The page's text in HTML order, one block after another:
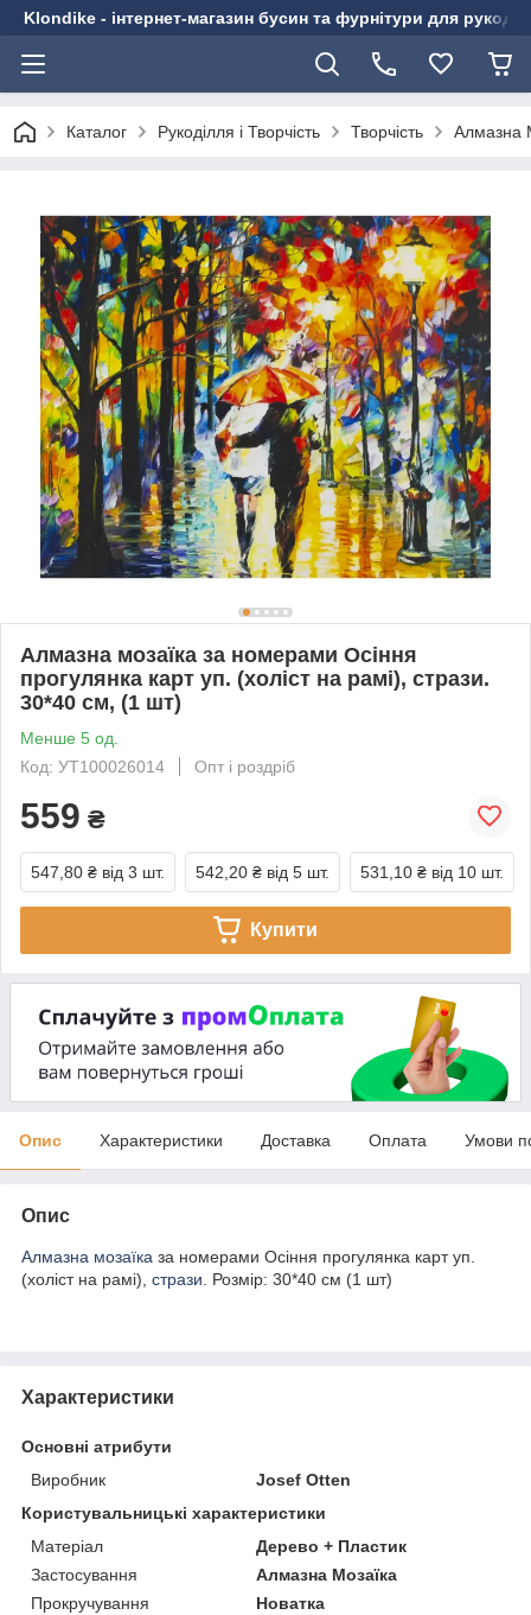
Klondike - інтернет-магазин бусин та фурнітури для
Каталог Рукоділля і Творчість Творчість Алмазна
Алмазна мозаїка за номерами Осіння
прогулянка карт уп. (холіст на рамі), стрази.
30*40 см, (1 шт)
Менше 5 од.
Код: УТ100026014
Опт і роздріб
559 ₴
547,80 ₴ від 3 шт. 542,20 ₴ від 5 шт. 531,10 ₴ від 10 шт.
Купити
Опис Характеристики Доставка Оплата Умови
Опис
Алмазна мозаїка за номерами Осіння прогулянка карт уп.
(холіст на рамі), стрази. Розмір: 30*40 см (1 шт)
Характеристики
Основні атрибути
Виробник
Josef Otten
Користувальницькі характеристики
Матеріал
Дерево + Пластик
Застосування
Алмазна Мозаїка
Прокручування
Новатка